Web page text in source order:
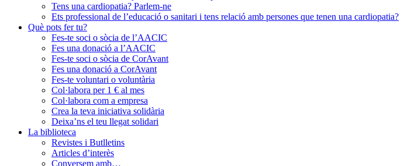
Tens una cardiopatia? Parlem-ne
Ets professional de l’educació o sanitari i tens relació amb persones que tenen una cardiopatia?
Què pots fer tu?
Fes-te soci o sòcia de l’AACIC
Fes una donació a l’AACIC
Fes-te soci o sòcia de CorAvant
Fes una donació a CorAvant
Fes-te voluntari o voluntària
Col·labora per 1 € al mes
Col·labora com a empresa
Crea la teva iniciativa solidària
Deixa’ns el teu llegat solidari
La biblioteca
Revistes i Butlletins
Articles d’interès
Conversem amb…